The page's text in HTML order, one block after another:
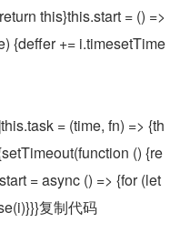
this}this.start = () =>
{deffer += i.timesetTime
= (time, fn) => {th
() {re
= async () => {for (let
复制代码